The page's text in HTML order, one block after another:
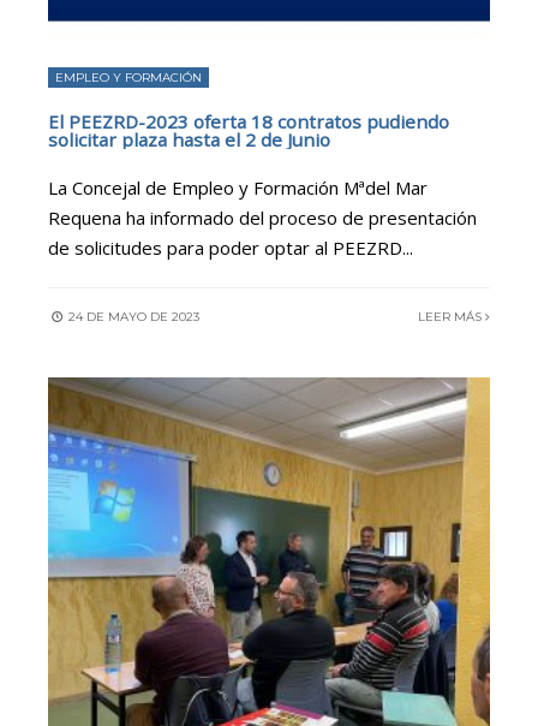
EMPLEO Y FORMACIÓN
El PEEZRD-2023 oferta 18 contratos pudiendo
solicitar plaza hasta el 2 de Junio
La Concejal de Empleo y Formación Mªdel Mar
Requena ha informado del proceso de presentación
de solicitudes para poder optar al PEEZRD...
24 DE MAYO DE 2023 LEER MÁS